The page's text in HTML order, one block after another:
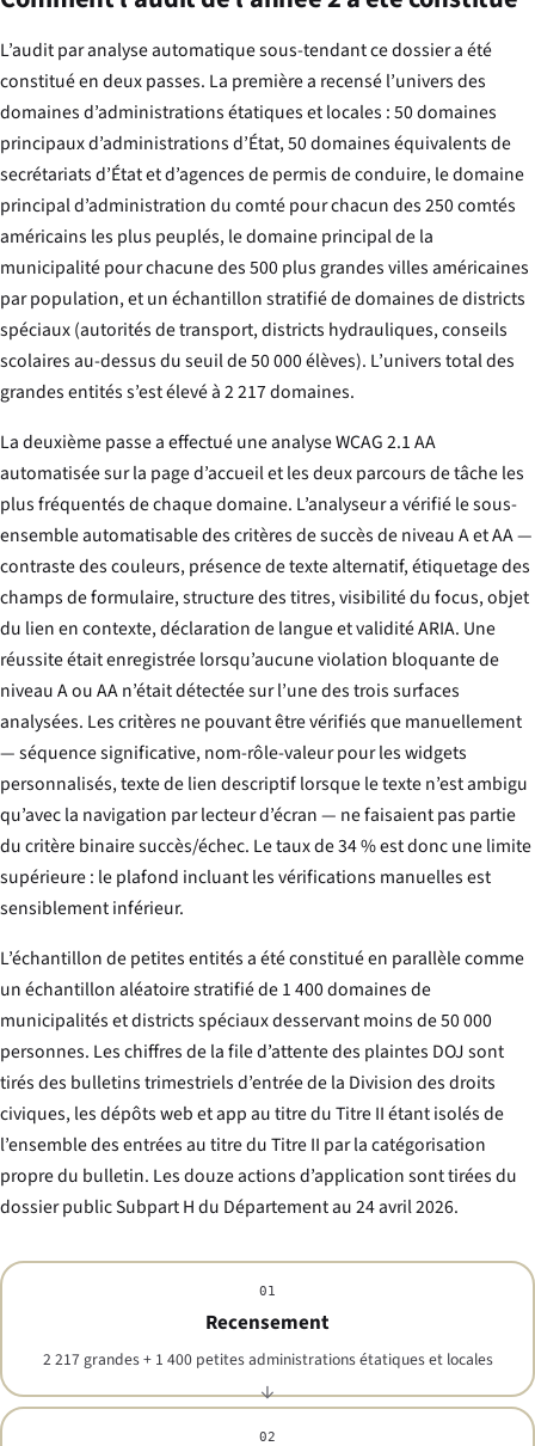
L’audit par analyse automatique sous-tendant ce dossier a été
constitué en deux passes. La première a recensé l’univers des
domaines d’administrations étatiques et locales : 50 domaines
principaux d’administrations d’État, 50 domaines équivalents de
secrétariats d’État et d’agences de permis de conduire, le domaine
principal d’administration du comté pour chacun des 250 comtés
américains les plus peuplés, le domaine principal de la
municipalité pour chacune des 500 plus grandes villes américaines
par population, et un échantillon stratifié de domaines de districts
spéciaux (autorités de transport, districts hydrauliques, conseils
scolaires au-dessus du seuil de 50 000 élèves). L’univers total des
grandes entités s’est élevé à 2 217 domaines.
La deuxième passe a effectué une analyse WCAG 2.1 AA
automatisée sur la page d’accueil et les deux parcours de tâche les
plus fréquentés de chaque domaine. L’analyseur a vérifié le sous-
ensemble automatisable des critères de succès de niveau A et AA —
contraste des couleurs, présence de texte alternatif, étiquetage des
champs de formulaire, structure des titres, visibilité du focus, objet
du lien en contexte, déclaration de langue et validité ARIA. Une
réussite était enregistrée lorsqu’aucune violation bloquante de
niveau A ou AA n’était détectée sur l’une des trois surfaces
analysées. Les critères ne pouvant être vérifiés que manuellement
— séquence significative, nom-rôle-valeur pour les widgets
personnalisés, texte de lien descriptif lorsque le texte n’est ambigu
qu’avec la navigation par lecteur d’écran — ne faisaient pas partie
du critère binaire succès/échec. Le taux de 34 % est donc une limite
supérieure : le plafond incluant les vérifications manuelles est
sensiblement inférieur.
L’échantillon de petites entités a été constitué en parallèle comme
un échantillon aléatoire stratifié de 1 400 domaines de
municipalités et districts spéciaux desservant moins de 50 000
personnes. Les chiffres de la file d’attente des plaintes DOJ sont
tirés des bulletins trimestriels d’entrée de la Division des droits
civiques, les dépôts web et app au titre du Titre II étant isolés de
l’ensemble des entrées au titre du Titre II par la catégorisation
propre du bulletin. Les douze actions d’application sont tirées du
dossier public Subpart H du Département au 24 avril 2026.
01
Recensement
2 217 grandes + 1 400 petites administrations étatiques et locales
02